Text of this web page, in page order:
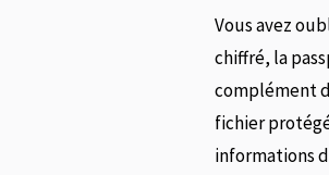
Vous avez
chiffré, la
complément
fichier
informations